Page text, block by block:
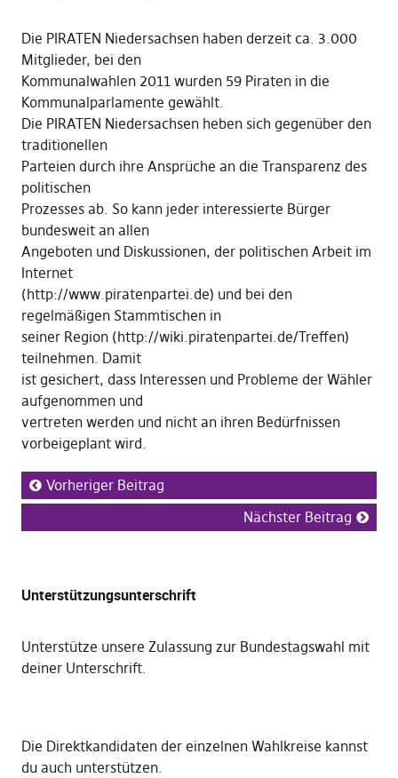
Die PIRATEN Niedersachsen haben derzeit ca. 3.000
Mitglieder, bei den
Kommunalwahlen 2011 wurden 59 Piraten in die
Kommunalparlamente gewählt.
Die PIRATEN Niedersachsen heben sich gegenüber den
traditionellen
Parteien durch ihre Ansprüche an die Transparenz des
politischen
Prozesses ab. So kann jeder interessierte Bürger
bundesweit an allen
Angeboten und Diskussionen, der politischen Arbeit im
Internet
(http://www.piratenpartei.de) und bei den
regelmäßigen Stammtischen in
seiner Region (http://wiki.piratenpartei.de/Treffen)
teilnehmen. Damit
ist gesichert, dass Interessen und Probleme der Wähler
aufgenommen und
vertreten werden und nicht an ihren Bedürfnissen
vorbeigeplant wird.
Vorheriger Beitrag
Nächster Beitrag
Unterstützungsunterschrift
Unterstütze unsere Zulassung zur Bundestagswahl mit
deiner Unterschrift.
Die Direktkandidaten der einzelnen Wahlkreise kannst
du auch unterstützen.